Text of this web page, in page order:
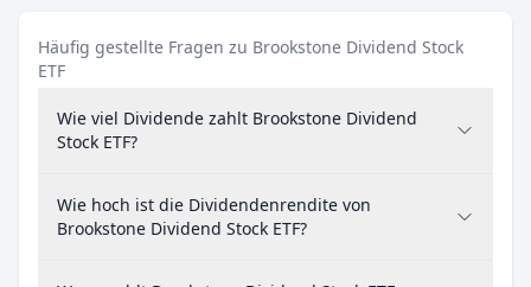
Häufig gestellte Fragen zu Brookstone Dividend Stock
ETF
Wie viel Dividende zahlt Brookstone Dividend
Stock ETF?
Wie hoch ist die Dividendenrendite von
Brookstone Dividend Stock ETF?